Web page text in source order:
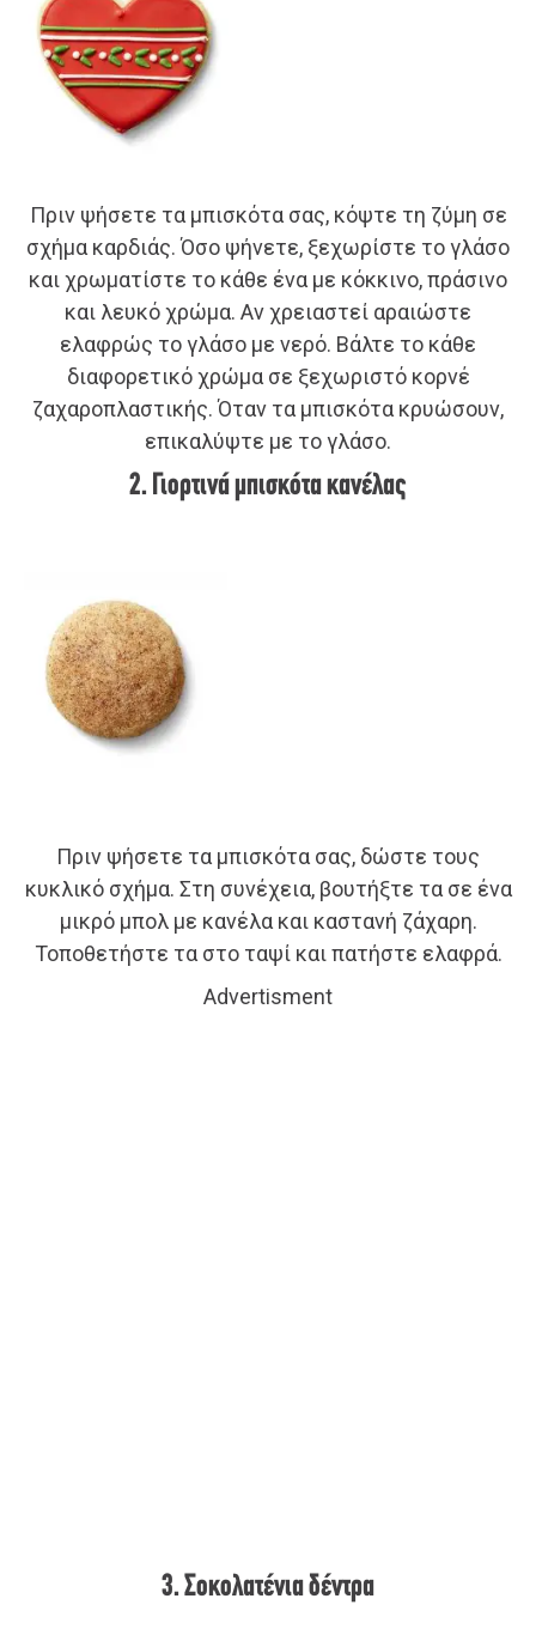
Πριν ψήσετε τα μπισκότα σας, κόψτε τη ζύμη σε
σχήμα καρδιάς. Όσο ψήνετε, ξεχωρίστε το γλάσο
και χρωματίστε το κάθε ένα με κόκκινο, πράσινο
και λευκό χρώμα. Αν χρειαστεί αραιώστε
ελαφρώς το γλάσο με νερό. Βάλτε το κάθε
διαφορετικό χρώμα σε ξεχωριστό κορνέ
ζαχαροπλαστικής. Όταν τα μπισκότα κρυώσουν,
επικαλύψτε με το γλάσο.
2. Γιορτινά μπισκότα κανέλας
Πριν ψήσετε τα μπισκότα σας, δώστε τους
κυκλικό σχήμα. Στη συνέχεια, βουτήξτε τα σε ένα
μικρό μπολ με κανέλα και καστανή ζάχαρη.
Τοποθετήστε τα στο ταψί και πατήστε ελαφρά.
Advertisment
3. Σοκολατένια δέντρα